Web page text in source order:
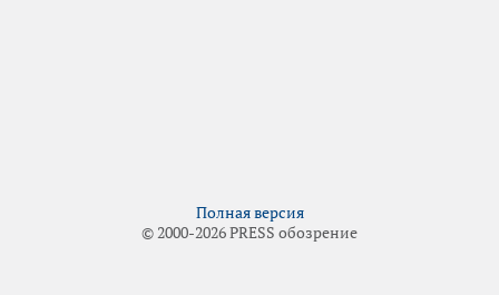
Полная версия
© 2000-2026 PRESS обозрение